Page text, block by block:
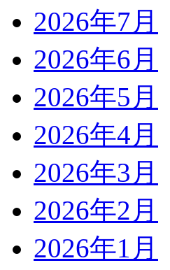
2026年7月
2026年6月
2026年5月
2026年4月
2026年3月
2026年2月
2026年1月